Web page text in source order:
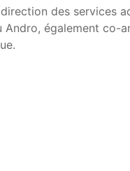
des services
également co-